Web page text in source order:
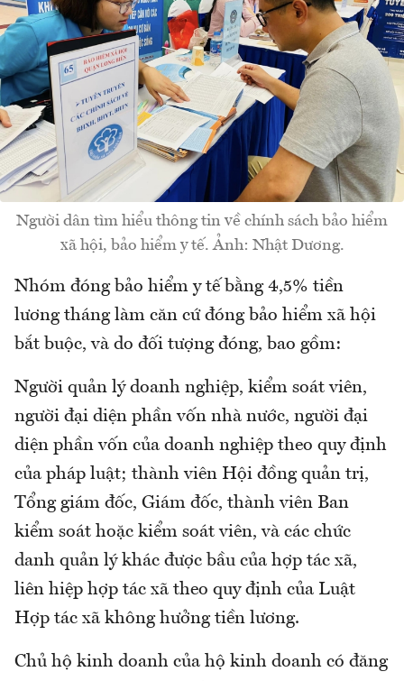
Người dân tìm hiểu thông tin về chính sách bảo hiểm
xã hội, bảo hiểm y tế. Ảnh: Nhật Dương.
Nhóm đóng bảo hiểm y tế bằng 4,5% tiền
lương tháng làm căn cứ đóng bảo hiểm xã hội
bắt buộc, và do đối tượng đóng, bao gồm:
Người quản lý doanh nghiệp, kiểm soát viên,
người đại diện phần vốn nhà nước, người đại
diện phần vốn của doanh nghiệp theo quy định
của pháp luật; thành viên Hội đồng quản trị,
Tổng giám đốc, Giám đốc, thành viên Ban
kiểm soát hoặc kiểm soát viên, và các chức
danh quản lý khác được bầu của hợp tác xã,
liên hiệp hợp tác xã theo quy định của Luật
Hợp tác xã không hưởng tiền lương.
Chủ hộ kinh doanh của hộ kinh doanh có đăng